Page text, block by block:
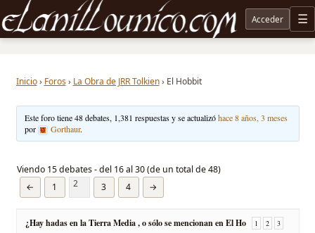
Noticias sobre Tolkien: El Señor de los Anillos, Los Anillos de Poder, La Caza de Gollum, la
Acceder
Inicio › Foros › La Obra de JRR Tolkien › El Hobbit
Este foro tiene 48 debates, 1,381 respuestas y se actualizóhace 8 años, 3 meses
por
Gorthaur.
Viendo 15 debates - del 16 al 30 (de un total de 48)
←
1 2 3 4 →
¿Hay hadas en la Tierra Media , o sólo se mencionan en El Ho 1 2 3